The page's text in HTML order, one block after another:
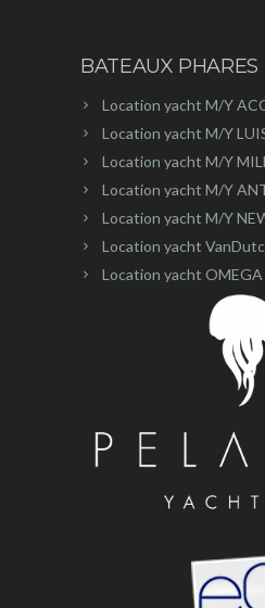
BATEAUX PHARES
Location yacht M/Y
Location yacht M/Y
Location yacht M/Y
Location yacht M/Y
Location yacht M/Y
Location yacht
Location yacht